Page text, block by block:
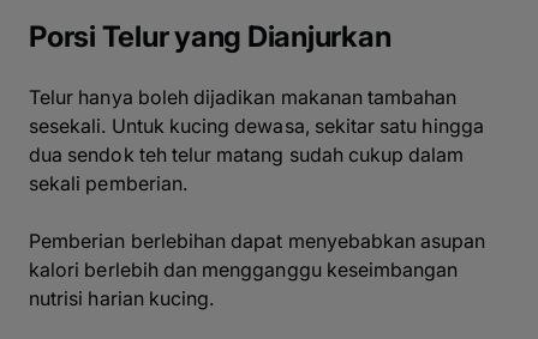
Porsi Telur yang Dianjurkan
Telur hanya boleh dijadikan makanan tambahan
sesekali. Untuk kucing dewasa, sekitar satu hingga
dua sendok teh telur matang sudah cukup dalam
sekali pemberian.
Pemberian berlebihan dapat menyebabkan asupan
kalori berlebih dan mengganggu keseimbangan
nutrisi harian kucing.